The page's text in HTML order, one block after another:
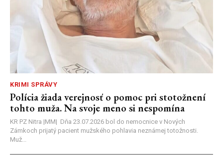
KRIMI SPRÁVY
Polícia žiada verejnosť o pomoc pri stotožnení
tohto muža. Na svoje meno si nespomína
KR PZ Nitra |MM| Dňa 23.07.2026 bol do nemocnice v Nových
Zámkoch prijatý pacient mužského pohlavia neznámej totožnosti.
Muž...